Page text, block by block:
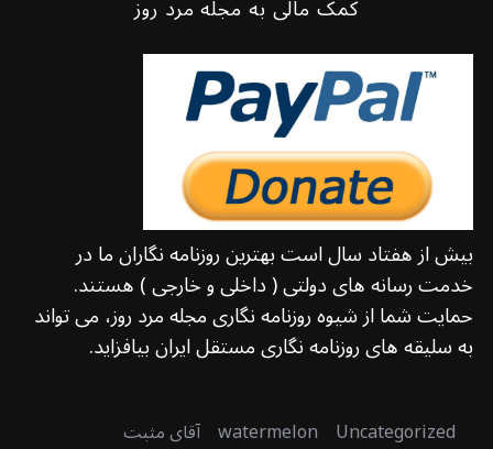
بیش از هفتاد سال است بهترین روزنامه نگاران ما در
خدمت رسانه های دولتی ( داخلی و خارجی ) هستند.
حمایت شما از شیوه روزنامه نگاری مجله مرد روز، می تواند
به سلیقه های روزنامه نگاری مستقل ایران بیافزاید.
Uncategorized
watermelon آقای مثبت